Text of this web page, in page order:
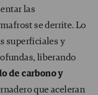
las
se derrite. Lo
superficiales y
liberando
de carbonoy
que aceleran